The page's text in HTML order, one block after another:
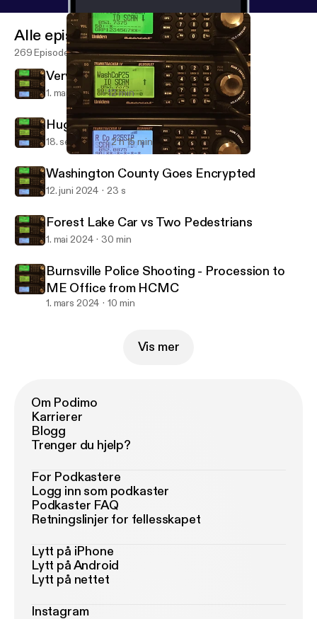
North East Twin Cities Scanner Recordings
Alle episoder
269 Episoder
Very High Speed Chase
1. mars 2025 12 min
Hugo Manhunt
18. sep. 2024 2 h 15 min
Washington County Goes Encrypted
12. juni 2024 23 s
Forest Lake Car vs Two Pedestrians
1. mai 2024 30 min
Burnsville Police Shooting - Procession to
ME Office from HCMC
1. mars 2024 10 min
Vis mer
Om Podimo
Karrierer
Blogg
Trenger du hjelp?
For Podkastere
Logg inn som podkaster
Podkaster FAQ
Retningslinjer for fellesskapet
Lytt på iPhone
Lytt på Android
Lytt på nettet
Instagram